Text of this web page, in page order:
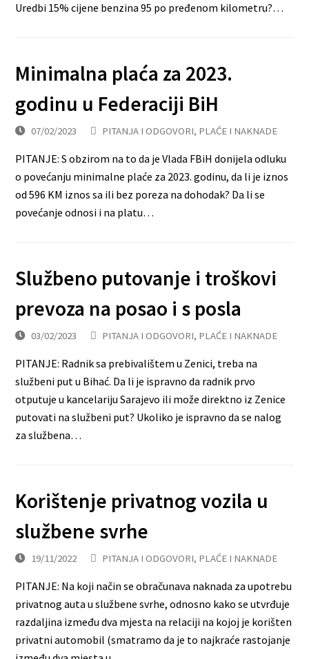
Uredbi 15% cijene benzina 95 po pređenom kilometru?…
Minimalna plaća za 2023.
godinu u Federaciji BiH
07/02/2023 PITANJA I ODGOVORI, PLAĆE I NAKNADE
PITANJE: S obzirom na to da je Vlada FBiH donijela odluku
o povećanju minimalne plaće za 2023. godinu, da li je iznos
od 596 KM iznos sa ili bez poreza na dohodak? Da li se
povećanje odnosi i na platu…
Službeno putovanje i troškovi
prevoza na posao i s posla
03/02/2023 PITANJA I ODGOVORI, PLAĆE I NAKNADE
PITANJE: Radnik sa prebivalištem u Zenici, treba na
službeni put u Bihać. Da li je ispravno da radnik prvo
otputuje u kancelariju Sarajevo ili može direktno iz Zenice
putovati na službeni put? Ukoliko je ispravno da se nalog
za službena…
Korištenje privatnog vozila u
službene svrhe
19/11/2022 PITANJA I ODGOVORI, PLAĆE I NAKNADE
PITANJE: Na koji način se obračunava naknada za upotrebu
privatnog auta u službene svrhe, odnosno kako se utvrđuje
razdaljina između dva mjesta na relaciji na kojoj je korišten
privatni automobil (smatramo da je to najkraće rastojanje